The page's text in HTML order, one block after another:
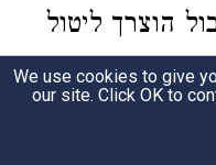
הוצרך ליטול
כוכבי
בהיות
We use cookies to give
our site. Click OK to